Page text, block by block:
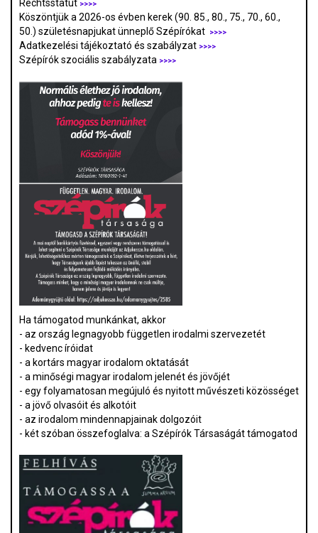
Rechtsstatut >>>>
Köszöntjük a 2026-os évben kerek (90. 85., 80., 75., 70., 60.,
50.) születésnapjukat ünneplő Szépírókat
>>>>
Adatkezelési tájékoztató és szabályzat >>>>
Szépírók szociális szabályzata >>>>
Ha támogatod munkánkat, akkor
- az ország legnagyobb független irodalmi szervezetét
- kedvenc íróidat
- a kortárs magyar irodalom oktatását
- a minőségi magyar irodalom jelenét és jövőjét
- egy folyamatosan megújuló és nyitott művészeti közösséget
- a jövő olvasóit és alkotóit
- az irodalom mindennapjainak dolgozóit
- két szóban összefoglalva: a Szépírók Társaságát támogatod